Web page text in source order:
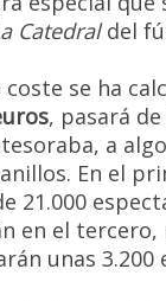
Catedraldel
coste se ha
, pasará
a
En el
21.000
en el
unas 3.200